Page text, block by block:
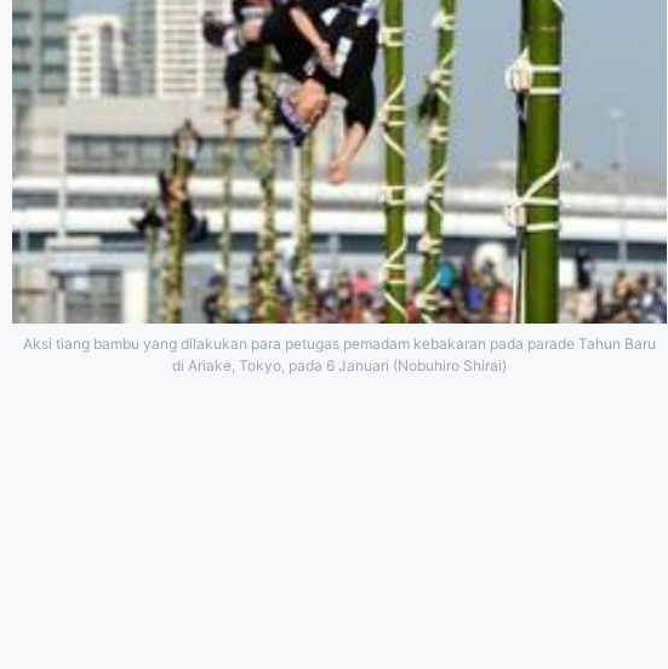
Aksi tiang bambu yang dilakukan para petugas pemadam kebakaran pada parade Tahun Baru
di Ariake, Tokyo, pada 6 Januari (Nobuhiro Shirai)